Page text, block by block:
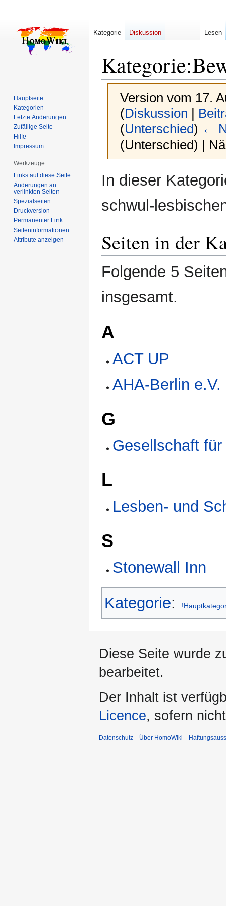
Kategorie:
Version vom 17.
(Diskussion |
(Unterschied) ←
(Unterschied) |
Navigation
Suche
In dieser
schwul-
Seiten in der
Folgende 5
insgesamt.
A
ACT UP
AHA-Berlin e.V.
G
Gesellschaft
L
Lesben- und
S
Stonewall Inn
Kategorie:
Kategorie Diskussion Lesen
Hauptseite
Kategorien
Letzte Änderungen
Zufällige Seite
Hilfe
Impressum
Werkzeuge
Links auf diese Seite
Änderungen an
verlinkten Seiten
Spezialseiten
Druckversion
Permanenter Link
Seiten­­informationen
Attribute anzeigen
Diese Seite wurde
bearbeitet.
Der Inhalt ist
Licence, sofern
Datenschutz Über HomoWiki